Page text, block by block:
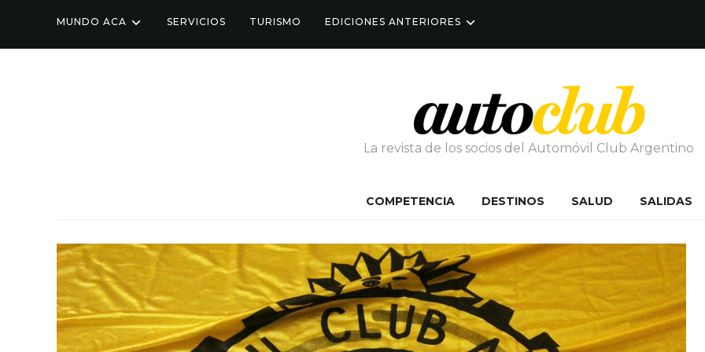
MUNDO ACA SERVICIOS TURISMO EDICIONES ANTERIORES
La revista de los socios del Automóvil Club Argentino
COMPETENCIA DESTINOS SALUD SALIDAS